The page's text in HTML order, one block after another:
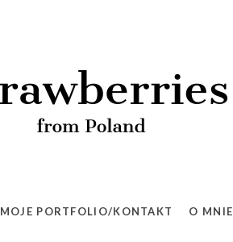
MOJE PORTFOLIO/KONTAKT O MNIE